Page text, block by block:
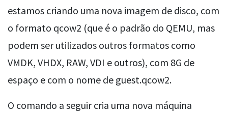
estamos criando uma nova imagem de disco, com
o formato qcow2 (que é o padrão do QEMU, mas
podem ser utilizados outros formatos como
VMDK, VHDX, RAW, VDI e outros), com 8G de
espaço e com o nome de guest.qcow2.
O comando a seguir cria uma nova máquina